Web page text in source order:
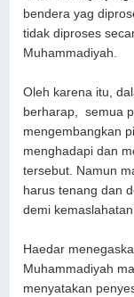
bendera yag
tidak diproses
Muhammadiyah.
Oleh karena itu,
berharap, semua
mengembangkan
menghadapi dan
tersebut. Namun
harus tenang dan
demi
Haedar
Muhammadiyah
menyatakan